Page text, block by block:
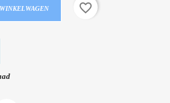
favorite_border